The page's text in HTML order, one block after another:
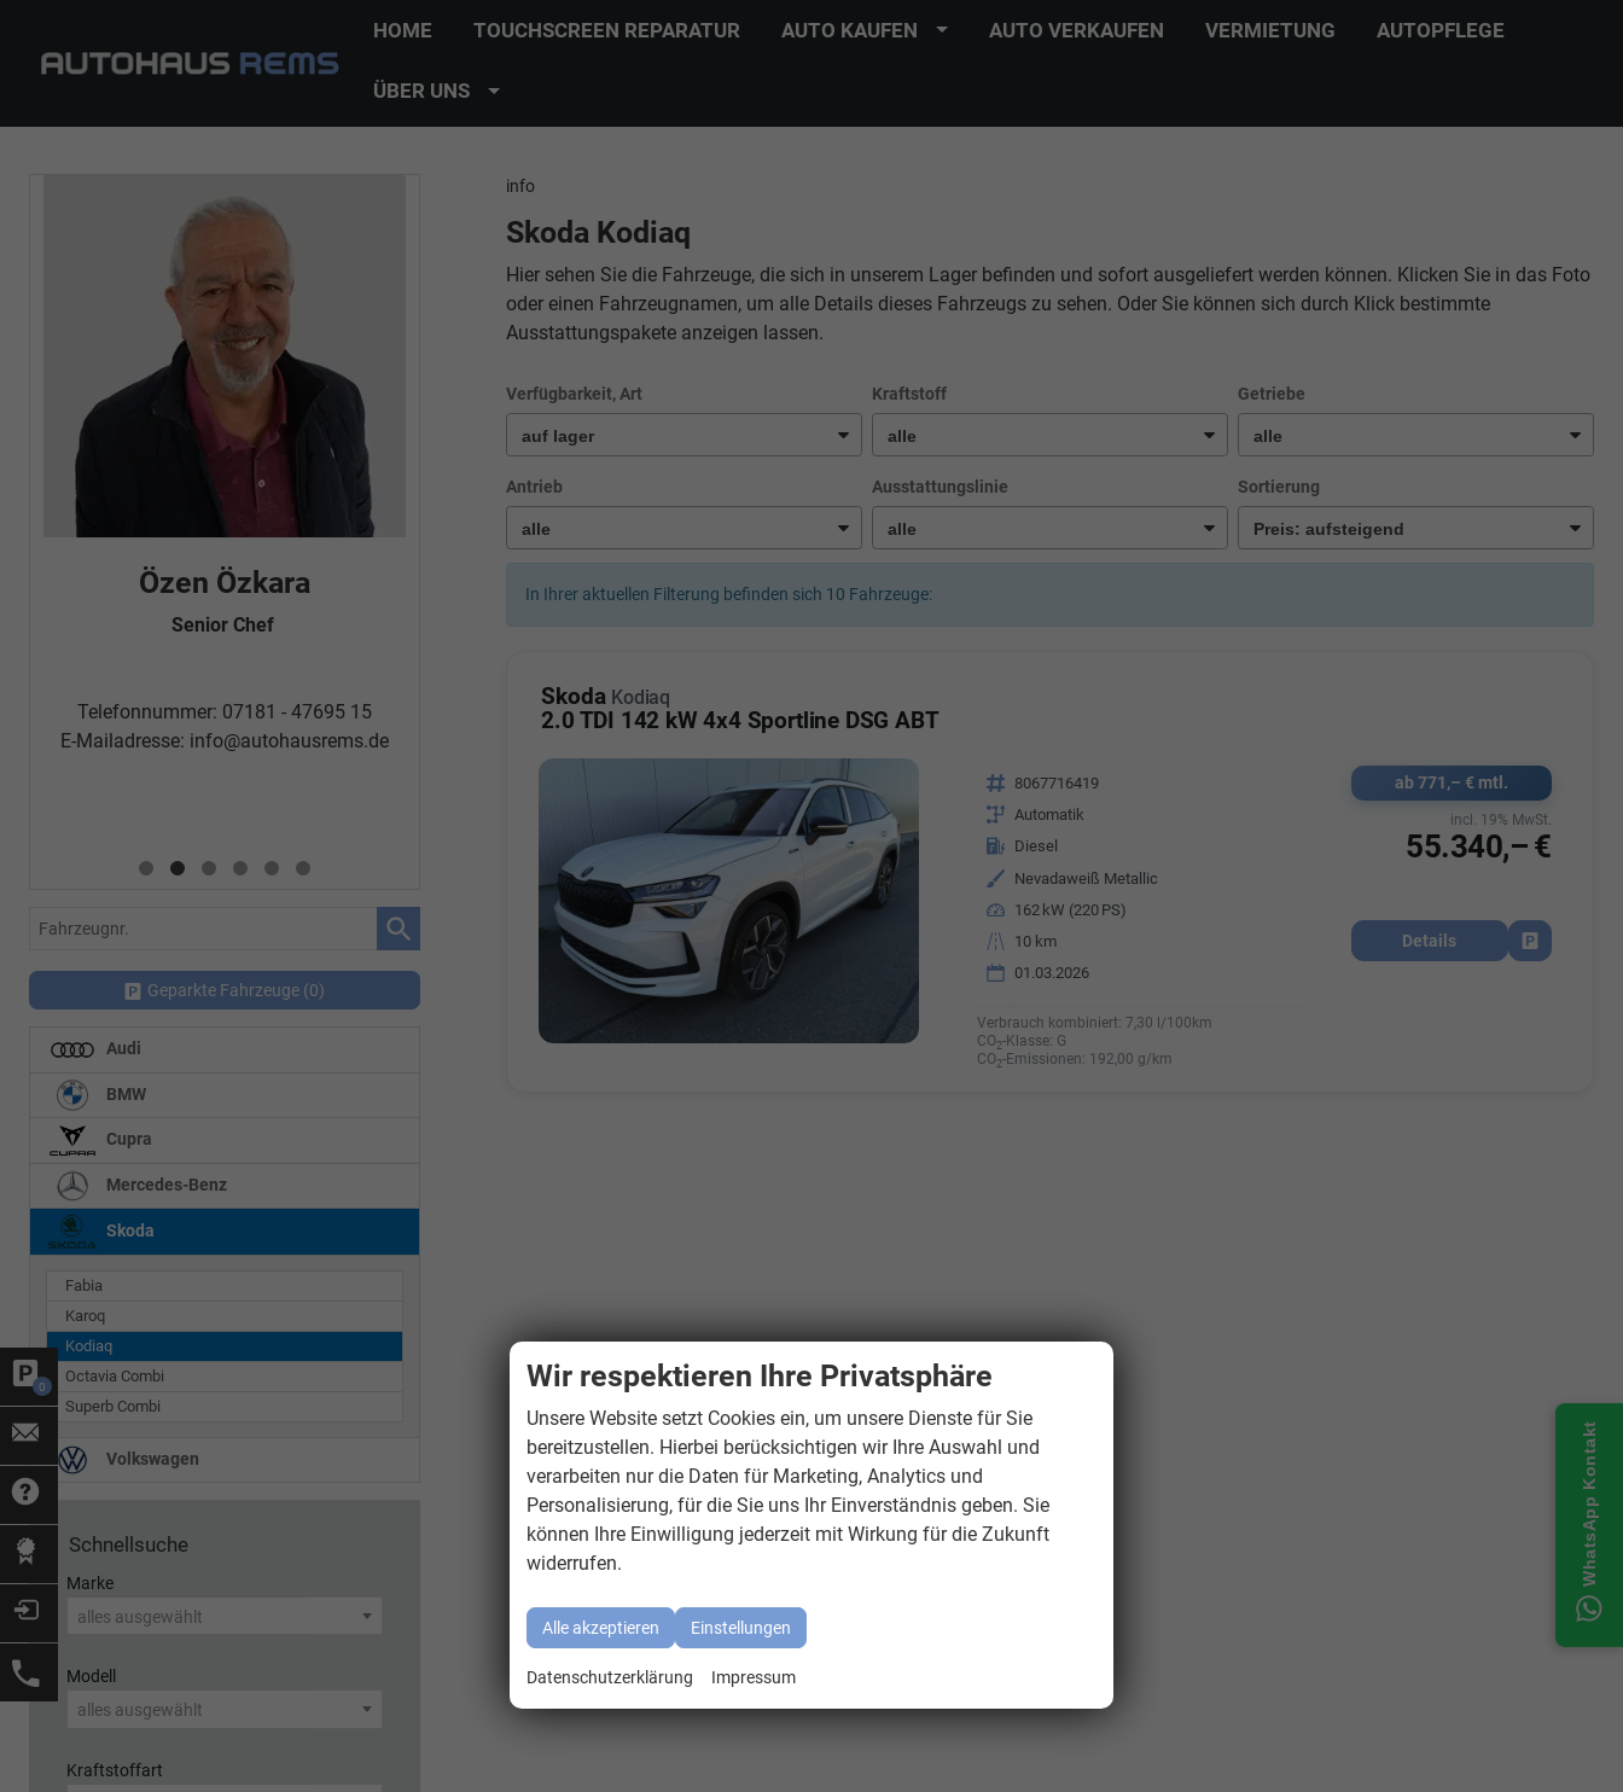
0
HOME TOUCHSCREEN REPARATUR AUTO KAUFEN AUTO VERKAUFEN VERMIETUNG AUTOPFLEGE
ÜBER UNS
info
Skoda Kodiaq
Hier sehen Sie die Fahrzeuge, die sich in unserem Lager befinden und sofort ausgeliefert werden können. Klicken Sie in das Foto
oder einen Fahrzeugnamen, um alle Details dieses Fahrzeugs zu sehen. Oder Sie können sich durch Klick bestimmte
Ausstattungspakete anzeigen lassen.
Verfügbarkeit, Art Kraftstoff Getriebe
Antrieb Ausstattungslinie Sortierung
In Ihrer aktuellen Filterung befinden sich 10 Fahrzeuge:
Skoda Kodiaq
2.0 TDI 142 kW 4x4 Sportline DSG ABT
Fahrzeugnr. 8067716419
Getriebe Automatik
Kraftstoff Diesel
Außenfarbe Nevadaweiß Metallic
Leistung 162 kW (220 PS)
Kilometerstand
10 km
01.03.2026
Verbrauch kombiniert: 7,30 l/100km
CO2-Klasse: G
CO2-Emissionen: 192,00 g/km
ab 771,– € mtl.
55.340,– €
incl. 19% MwSt.
Details
Fahrzeug
Özen Özkara
Senior Chef
Telefonnummer: 07181 - 47695 15
E-Mailadresse: info@autohausrems.de
Fatma Özyürek Oguz
Automobilkaufrau -Verkauf/Einkauf
Telefonnummer: 07181 - 47695 15
E-Mailadresse:info@autohausrems.de
Özden Özkara-Budak
E-Mailadresse:
Fahrzeugnr.
Geparkte Fahrzeuge (0)
Audi
BMW
Cupra
Mercedes-Benz
Skoda
Fabia
Karoq
Kodiaq
Octavia Combi
Superb Combi
Volkswagen
Schnellsuche
Marke
alles ausgewählt
Modell
alles ausgewählt
Kraftstoffart
WhatsApp Kontakt
Wir respektieren Ihre Privatsphäre
Unsere Website setzt Cookies ein, um unsere Dienste für Sie
bereitzustellen. Hierbei berücksichtigen wir Ihre Auswahl und
verarbeiten nur die Daten für Marketing, Analytics und
Personalisierung, für die Sie uns Ihr Einverständnis geben. Sie
können Ihre Einwilligung jederzeit mit Wirkung für die Zukunft
widerrufen.
Alle akzeptieren Einstellungen
Datenschutzerklärung Impressum